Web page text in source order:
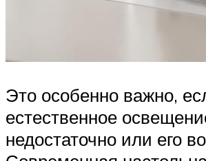
Это особенно важно,
естественное
недостаточно или его